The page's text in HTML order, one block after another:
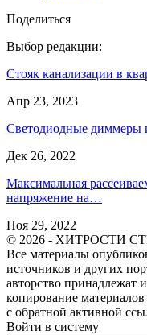
Поделиться
Выбор редакции:
Стояк канализации в
Апр 23, 2023
Светодиодные диммеры
Дек 26, 2022
Максимальная
напряжение на…
Ноя 29, 2022
© 2026 - ХИТРОСТИ
Все материалы
источников и других
авторство принадлежат
копирование материалов
с обратной активной
Войти в систему